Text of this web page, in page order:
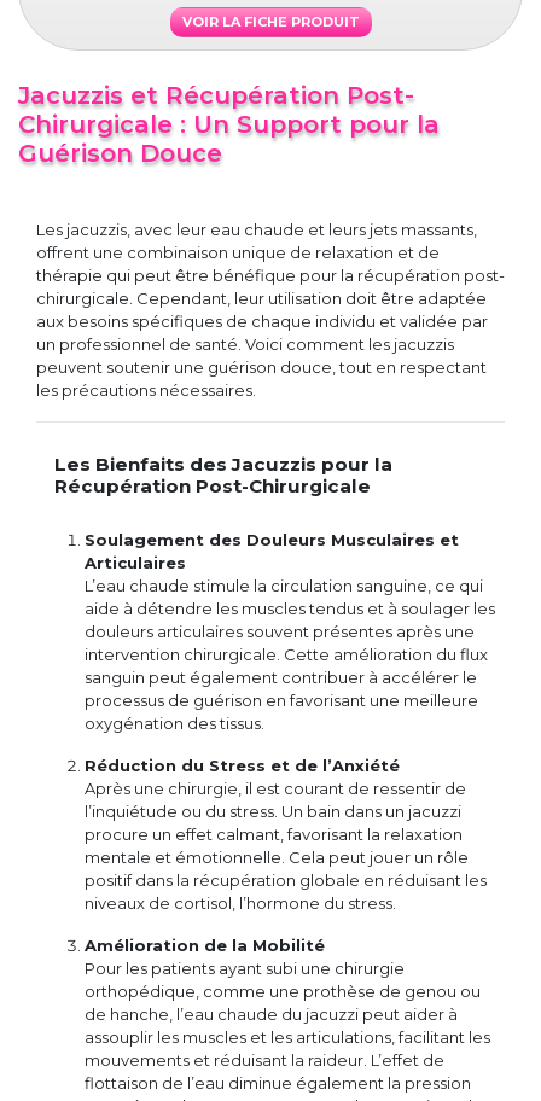
VOIR LA FICHE PRODUIT
Jacuzzis et Récupération Post-
Chirurgicale : Un Support pour la
Guérison Douce
Les jacuzzis, avec leur eau chaude et leurs jets massants,
offrent une combinaison unique de relaxation et de
thérapie qui peut être bénéfique pour la récupération post-
chirurgicale. Cependant, leur utilisation doit être adaptée
aux besoins spécifiques de chaque individu et validée par
un professionnel de santé. Voici comment les jacuzzis
peuvent soutenir une guérison douce, tout en respectant
les précautions nécessaires.
Les Bienfaits des Jacuzzis pour la
Récupération Post-Chirurgicale
Soulagement des Douleurs Musculaires et
Articulaires
L’eau chaude stimule la circulation sanguine, ce qui
aide à détendre les muscles tendus et à soulager les
douleurs articulaires souvent présentes après une
intervention chirurgicale. Cette amélioration du flux
sanguin peut également contribuer à accélérer le
processus de guérison en favorisant une meilleure
oxygénation des tissus.
Réduction du Stress et de l’Anxiété
Après une chirurgie, il est courant de ressentir de
l’inquiétude ou du stress. Un bain dans un jacuzzi
procure un effet calmant, favorisant la relaxation
mentale et émotionnelle. Cela peut jouer un rôle
positif dans la récupération globale en réduisant les
niveaux de cortisol, l’hormone du stress.
Amélioration de la Mobilité
Pour les patients ayant subi une chirurgie
orthopédique, comme une prothèse de genou ou
de hanche, l’eau chaude du jacuzzi peut aider à
assouplir les muscles et les articulations, facilitant les
mouvements et réduisant la raideur. L’effet de
flottaison de l’eau diminue également la pression